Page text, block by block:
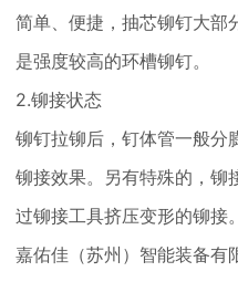
简单、便捷，抽芯铆钉大部
是强度较高的环槽铆钉。
2.铆接状态
铆钉拉铆后，钉体管一般分
铆接效果。另有特殊的，铆
过铆接工具挤压变形的铆接。
嘉佑佳（苏州）智能装备有